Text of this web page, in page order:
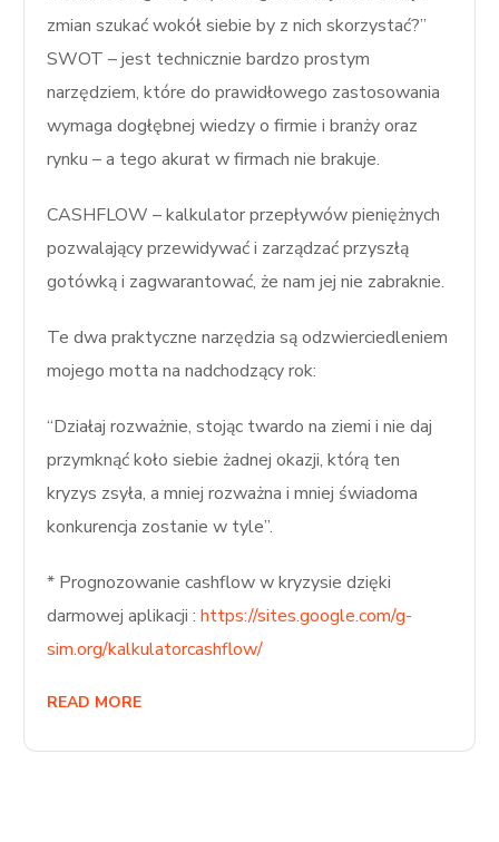
zmian szukać wokół siebie by z nich skorzystać?”
SWOT – jest technicznie bardzo prostym
narzędziem, które do prawidłowego zastosowania
wymaga dogłębnej wiedzy o firmie i branży oraz
rynku – a tego akurat w firmach nie brakuje.
CASHFLOW – kalkulator przepływów pieniężnych
pozwalający przewidywać i zarządzać przyszłą
gotówką i zagwarantować, że nam jej nie zabraknie.
Te dwa praktyczne narzędzia są odzwierciedleniem
mojego motta na nadchodzący rok:
“Działaj rozważnie, stojąc twardo na ziemi i nie daj
przymknąć koło siebie żadnej okazji, którą ten
kryzys zsyła, a mniej rozważna i mniej świadoma
konkurencja zostanie w tyle”.
* Prognozowanie cashflow w kryzysie dzięki
darmowej aplikacji :https://sites.google.com/g-
sim.org/kalkulatorcashflow/
READ MORE